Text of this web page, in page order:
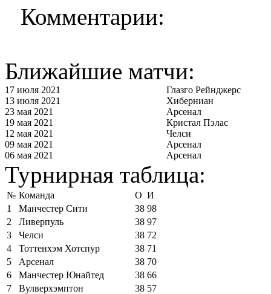
Комментарии:
Ближайшие матчи:
17 июля 2021
Глазго Рейнджерс
13 июля 2021
Хиберниан
23 мая 2021
Арсенал
19 мая 2021
Кристал Пэлас
12 мая 2021
Челси
09 мая 2021
Арсенал
06 мая 2021
Арсенал
Турнирная таблица:
№ Команда О И
1
Манчестер Сити 38 98
2
Ливерпуль 38 97
3
Челси 38 72
4
Тоттенхэм Хотспур 38 71
5
Арсенал 38 70
6
Манчестер Юнайтед 38 66
7
Вулверхэмптон 38 57